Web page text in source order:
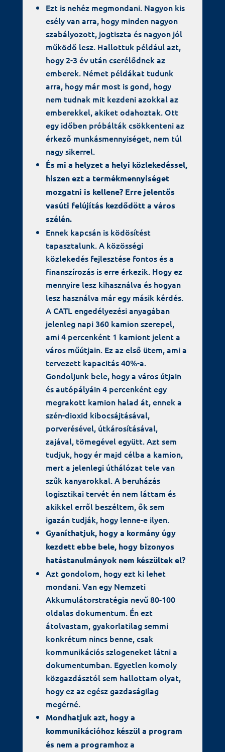
Ezt is nehéz megmondani. Nagyon kis
esély van arra, hogy minden nagyon
szabályozott, jogtiszta és nagyon jól
működő lesz. Hallottuk például azt,
hogy 2-3 év után cserélődnek az
emberek. Német példákat tudunk
arra, hogy már most is gond, hogy
nem tudnak mit kezdeni azokkal az
emberekkel, akiket odahoztak. Ott
egy időben próbálták csökkenteni az
érkező munkásmennyiséget, nem túl
nagy sikerrel.
És mi a helyzet a helyi közlekedéssel,
hiszen ezt a termékmennyiséget
mozgatni is kellene? Erre jelentős
vasúti felújítás kezdődött a város
szélén.
Ennek kapcsán is ködösítést
tapasztalunk. A közösségi
közlekedés fejlesztése fontos és a
finanszírozás is erre érkezik. Hogy ez
mennyire lesz kihasználva és hogyan
lesz használva már egy másik kérdés.
A CATL engedélyezési anyagában
jelenleg napi 360 kamion szerepel,
ami 4 percenként 1 kamiont jelent a
város műútjain. Ez az első ütem, ami a
tervezett kapacitás 40%-a.
Gondoljunk bele, hogy a város útjain
és autópályáin 4 percenként egy
megrakott kamion halad át, ennek a
szén-dioxid kibocsájtásával,
porverésével, útkárosításával,
zajával, tömegével együtt. Azt sem
tudjuk, hogy ér majd célba a kamion,
mert a jelenlegi úthálózat tele van
szűk kanyarokkal. A beruházás
logisztikai tervét én nem láttam és
akikkel erről beszéltem, ők sem
igazán tudják, hogy lenne-e ilyen.
Gyaníthatjuk, hogy a kormány úgy
kezdett ebbe bele, hogy bizonyos
hatástanulmányok nem készültek el?
Azt gondolom, hogy ezt ki lehet
mondani. Van egy Nemzeti
Akkumulátorstratégia nevű 80-100
oldalas dokumentum. Én ezt
átolvastam, gyakorlatilag semmi
konkrétum nincs benne, csak
kommunikációs szlogeneket látni a
dokumentumban. Egyetlen komoly
közgazdásztól sem hallottam olyat,
hogy ez az egész gazdaságilag
megérné.
Mondhatjuk azt, hogy a
kommunikációhoz készül a program
és nem a programhoz a